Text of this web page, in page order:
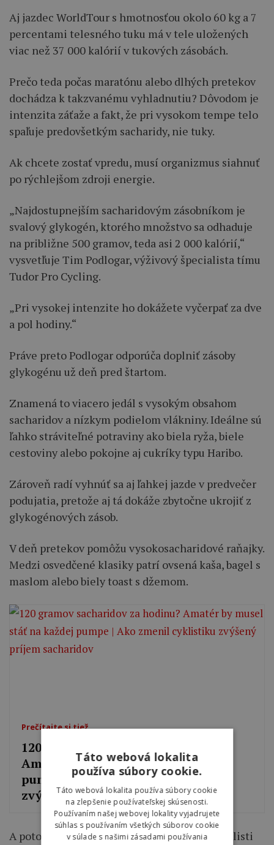
Aj jazdec WorldTour s hmotnosťou okolo 60 kg a 7
percentami telesného tuku má v tele uložených
viac než 37 000 kalórií v tukových zásobách.
Prečo teda počas maratónu alebo dlhých pretekov
dochádza k takzvanému vyhladnutiu? Dôvodom je
intenzita záťaže a fakt, že pri vysokom tempe telo
spaľuje predovšetkým sacharidy, nie tuky.
Ak chcete zostať vpredu, musí organizmus siahnuť
po rýchlejšom zdroji energie.
„Najdostupnejším sacharidovým zásobníkom je
svalový glykogén, ktorého množstvo sa odhaduje
na približne 500 gramov, teda asi 2 000 kalórií,“
vysvetľuje Tim Podlogar, výživový špecialista tímu
Tudor Pro Cycling.
„Pri vysokej intenzite ho dokážete vyčerpať za dve
a pol hodiny.“
Práve preto Podlogar odporúča doplniť zásoby
glykogénu už deň pred štartom.
Znamená to viacero jedál s vysokým obsahom
sacharidov a nízkym podielom vlákniny. Ideálne sú
ľahko stráviteľné potraviny ako biela ryža, biele
cestoviny alebo pokojne aj cukríky typu Haribo.
Zároveň radí vyhnúť sa aj ľahkej jazde v predvečer
podujatia, pretože aj tá dokáže zbytočne ukrojiť z
glykogénových zásob.
V deň pretekov pomôžu vysokosacharidové raňajky.
Medzi osvedčené klasiky patrí ovsená kaša, bagel s
maslom alebo biely toast s džemom.
Prečítajte si tiež
120 gramov sacharidov za hodinu?
Amatér by musel stáť na každej
pumpe | Ako zmenil cyklistiku
zvýšený príjem sacharidov
A potom prichádza samotná jazda. Mnohí cyklisti
Táto webová lokalita
používa súbory cookie.
Táto webová lokalita používa súbory cookie
na zlepšenie používateľskej skúsenosti.
Používaním našej webovej lokality vyjadrujete
súhlas s používaním všetkých súborov cookie
v súlade s našimi zásadami používania